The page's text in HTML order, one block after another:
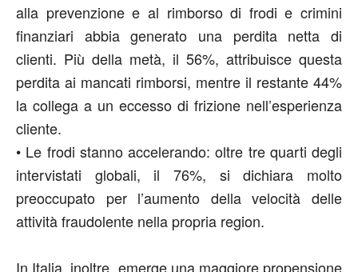
alla prevenzione e al rimborso di frodi e crimini
finanziari abbia generato una perdita netta di
clienti. Più della metà, il 56%, attribuisce questa
perdita ai mancati rimborsi, mentre il restante 44%
la collega a un eccesso di frizione nell’esperienza
cliente.
• Le frodi stanno accelerando: oltre tre quarti degli
intervistati globali, il 76%, si dichiara molto
preoccupato per l’aumento della velocità delle
attività fraudolente nella propria region.
In Italia, inoltre, emerge una maggiore propensione